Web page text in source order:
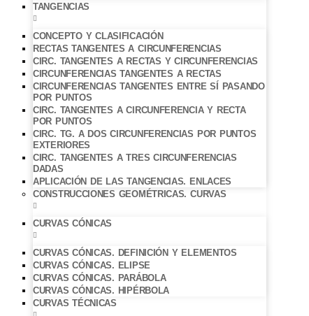
TANGENCIAS
CONCEPTO Y CLASIFICACIÓN
RECTAS TANGENTES A CIRCUNFERENCIAS
CIRC. TANGENTES A RECTAS Y CIRCUNFERENCIAS
CIRCUNFERENCIAS TANGENTES A RECTAS
CIRCUNFERENCIAS TANGENTES ENTRE SÍ PASANDO
POR PUNTOS
CIRC. TANGENTES A CIRCUNFERENCIA Y RECTA
POR PUNTOS
CIRC. TG. A DOS CIRCUNFERENCIAS POR PUNTOS
EXTERIORES
CIRC. TANGENTES A TRES CIRCUNFERENCIAS
DADAS
APLICACIÓN DE LAS TANGENCIAS. ENLACES
CONSTRUCCIONES GEOMÉTRICAS. CURVAS
CURVAS CÓNICAS
CURVAS CÓNICAS. DEFINICIÓN Y ELEMENTOS
CURVAS CÓNICAS. ELIPSE
CURVAS CÓNICAS. PARÁBOLA
CURVAS CÓNICAS. HIPÉRBOLA
CURVAS TÉCNICAS